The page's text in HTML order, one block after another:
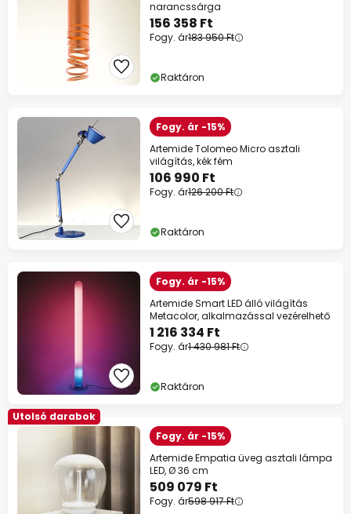
narancssárga
156 358 Ft
Fogy. ár183 950 Ft
Raktáron
Fogy. ár -15%
Artemide Tolomeo Micro asztali
világítás, kék fém
106 990 Ft
Fogy. ár126 200 Ft
Raktáron
Fogy. ár -15%
Artemide Smart LED álló világítás
Metacolor, alkalmazással vezérelhető
1 216 334 Ft
Fogy. ár1 430 981 Ft
Raktáron
Utolsó darabok
Fogy. ár -15%
Artemide Empatia üveg asztali lámpa
LED, Ø 36 cm
509 079 Ft
Fogy. ár598 917 Ft